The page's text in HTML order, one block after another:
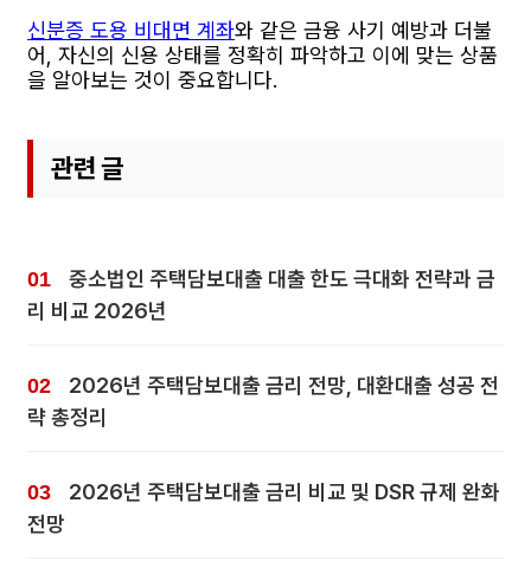
신분증 도용 비대면 계좌와 같은 금융 사기 예방과 더불
어, 자신의 신용 상태를 정확히 파악하고 이에 맞는 상품
을 알아보는 것이 중요합니다.
관련 글
중소법인 주택담보대출 대출 한도 극대화 전략과 금
리 비교 2026년
2026년 주택담보대출 금리 전망, 대환대출 성공 전
략 총정리
2026년 주택담보대출 금리 비교 및 DSR 규제 완화
전망